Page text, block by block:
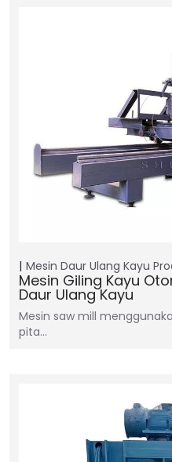
Mesin Daur Ulang Kayu
Mesin Giling Kayu
Daur Ulang Kayu
Mesin saw mill
pita…